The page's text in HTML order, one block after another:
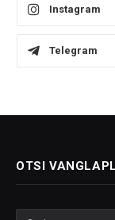
Instagram
Telegram
OTSI